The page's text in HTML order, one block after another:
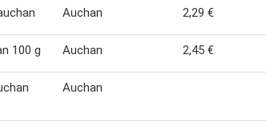
Auchan 2,29 €
100 g Auchan 2,45 €
Auchan